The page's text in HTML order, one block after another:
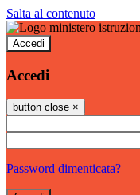
Salta al contenuto
Accedi
Accedi
button close ×
Password dimenticata?